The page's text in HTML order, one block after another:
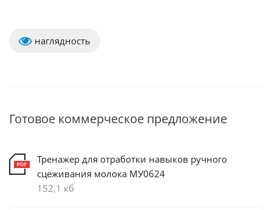
наглядность
Готовое коммерческое предложение
Тренажер для отработки навыков ручного
сцеживания молока МУ0624
152,1 кб